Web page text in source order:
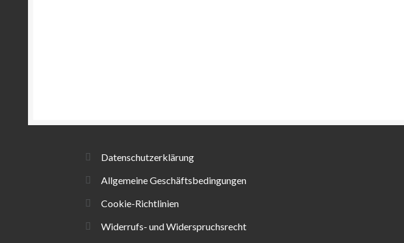
Datenschutzerklärung
Allgemeine Geschäftsbedingungen
Cookie-Richtlinien
Widerrufs- und Widerspruchsrecht